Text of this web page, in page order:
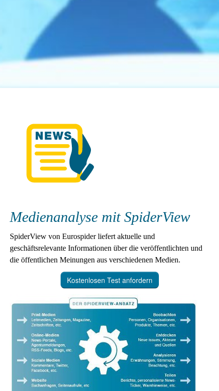
Medienanalyse mit SpiderView
SpiderView von Eurospider liefert aktuelle und
geschäftsrelevante Informationen über die veröffentlichten und
die öffentlichen Meinungen aus verschiedenen Medien.
Kostenlosen Test anfordern